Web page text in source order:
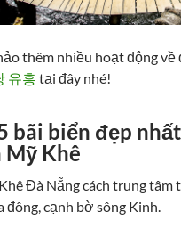
thêm nhiều hoạt động
유흥 tại đây nhé!
bãi biển đẹp
Mỹ Khê
Đà Nẵng cách trung
đông, cạnh bờ sông Kinh.